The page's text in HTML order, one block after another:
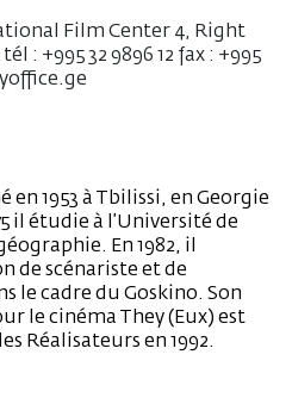
Film Center 4, Right
: +995 32 9896 12 fax : +995
en 1953 à Tbilissi, en Georgie
il étudie à l’Université de
En 1982, il
de scénariste et de
le cadre du Goskino. Son
le cinéma They (Eux) est
Réalisateurs en 1992.